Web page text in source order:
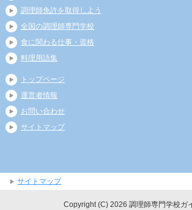
調理師免許を取得しよう
全国の調理師専門学校
食に関わる仕事・資格
料理用語集
トップページ
運営者情報
お問い合わせ
サイトマップ
サイトマップ
Copyright (C) 2026 調理師専門学校ガ